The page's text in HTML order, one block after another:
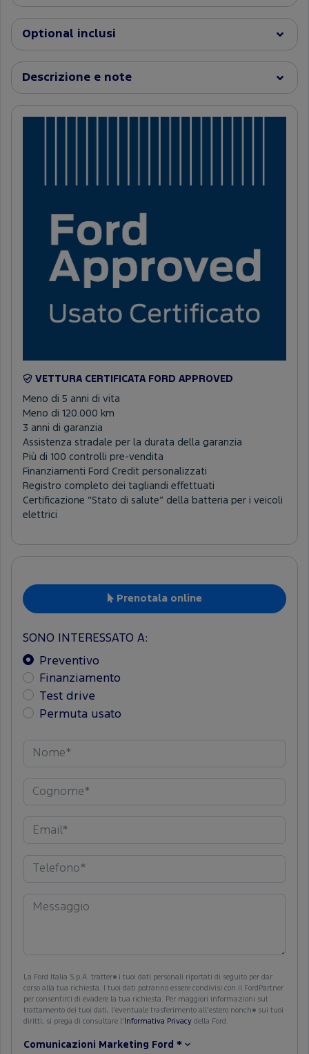
Optional inclusi
Descrizione e note
VETTURA CERTIFICATA FORD APPROVED
Meno di 5 anni di vita
Meno di 120.000 km
3 anni di garanzia
Assistenza stradale per la durata della garanzia
Più di 100 controlli pre-vendita
Finanziamenti Ford Credit personalizzati
Registro completo dei tagliandi effettuati
Certificazione “Stato di salute” della batteria per i veicoli
elettrici
Prenotala online
SONO INTERESSATO A:
Preventivo
Finanziamento
Test drive
Permuta usato
La Ford Italia S.p.A. tratter� i tuoi dati personali riportati di seguito per dar
corso alla tua richiesta. I tuoi dati potranno essere condivisi con il FordPartner
per consentirci di evadere la tua richiesta. Per maggiori informazioni sul
trattamento dei tuoi dati, l'eventuale trasferimento all'estero nonch� sui tuoi
diritti, si prega di consultare l' Informativa Privacy della Ford.
Comunicazioni Marketing Ford *